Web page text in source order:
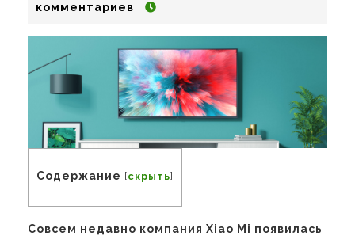
комментариев
Содержание [скрыть]
Совсем недавно компания Xiao Mi появилась